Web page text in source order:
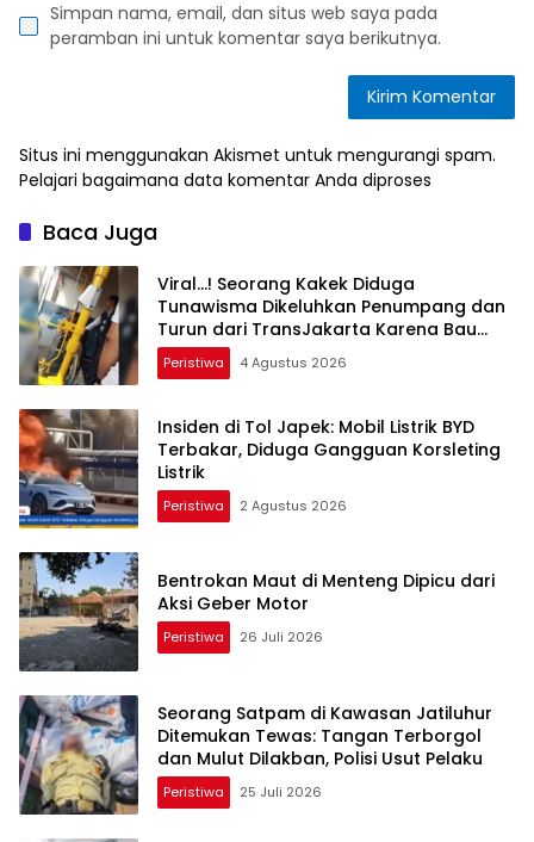
Simpan nama, email, dan situs web saya pada
peramban ini untuk komentar saya berikutnya.
Situs ini menggunakan Akismet untuk mengurangi spam.
Pelajari bagaimana data komentar Anda diproses
Baca Juga
Viral…! Seorang Kakek Diduga
Tunawisma Dikeluhkan Penumpang dan
Turun dari TransJakarta Karena Bau
Badan
Peristiwa 4 Agustus 2026
Insiden di Tol Japek: Mobil Listrik BYD
Terbakar, Diduga Gangguan Korsleting
Listrik
Peristiwa 2 Agustus 2026
Bentrokan Maut di Menteng Dipicu dari
Aksi Geber Motor
Peristiwa 26 Juli 2026
Seorang Satpam di Kawasan Jatiluhur
Ditemukan Tewas: Tangan Terborgol
dan Mulut Dilakban, Polisi Usut Pelaku
Peristiwa 25 Juli 2026